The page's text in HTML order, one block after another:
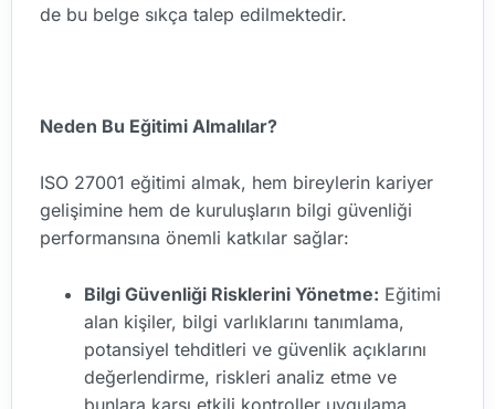
de bu belge sıkça talep edilmektedir.
Neden Bu Eğitimi Almalılar?
ISO 27001 eğitimi almak, hem bireylerin kariyer
gelişimine hem de kuruluşların bilgi güvenliği
performansına önemli katkılar sağlar:
Bilgi Güvenliği Risklerini Yönetme: Eğitimi
alan kişiler, bilgi varlıklarını tanımlama,
potansiyel tehditleri ve güvenlik açıklarını
değerlendirme, riskleri analiz etme ve
bunlara karşı etkili kontroller uygulama